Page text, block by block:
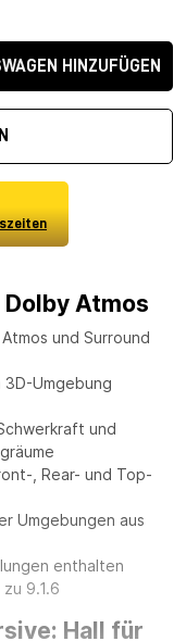
HINZUFÜGEN
Atmos
und Surround
3D-Umgebung
und
, Rear- und Top-
Umgebungen aus
enthalten
9.1.6
Hall für